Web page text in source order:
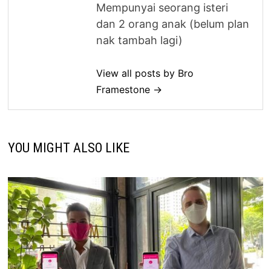
Mempunyai seorang isteri
dan 2 orang anak (belum plan
nak tambah lagi)
View all posts by Bro
Framestone →
YOU MIGHT ALSO LIKE